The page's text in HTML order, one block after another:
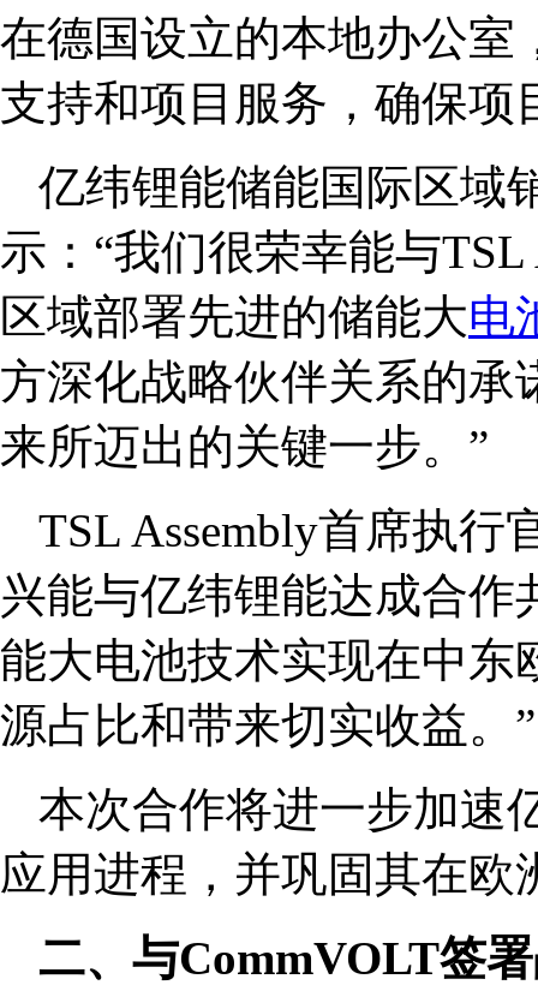
在德国设立的本地办公室
支持和项目服务，确保项
亿纬锂能储能国际区域
示：“我们很荣幸能与
区域部署先进的储能大电
方深化战略伙伴关系的承
来所迈出的关键一步。”
TSL Assembly首席执行
兴能与亿纬锂能达成合
能大电池技术实现在中东
源占比和带来切实收益。”
本次合作将进一步加速
应用进程，并巩固其在欧
二、与CommVOLT签